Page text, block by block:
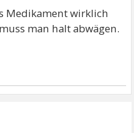
Medikament wirklich
man halt abwägen.